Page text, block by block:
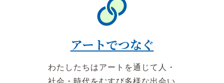
アートでつなぐ
わたしたちはアートを通じて人・